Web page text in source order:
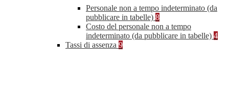
Personale non a tempo indeterminato (da
pubblicare in tabelle) 8
Costo del personale non a tempo
indeterminato (da pubblicare in tabelle) 4
Tassi di assenza 9